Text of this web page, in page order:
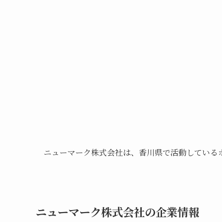
ニューマーク株式会社は、香川県で活動している
ニューマーク株式会社の企業情報